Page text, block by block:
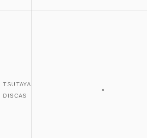
TSUTAYA
DISCAS
×